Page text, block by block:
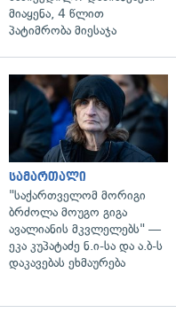
მიაყენა, 4 წლით
პატიმრობა მიესაჯა
სამართალი
"საქართველომ მორიგი
ბრძოლა მოუგო გიგა
ავალიანის მკვლელებს" —
ეკა კუპატაძე ნ.ი-სა და ა.ბ-ს
დაკავებას ეხმაურება